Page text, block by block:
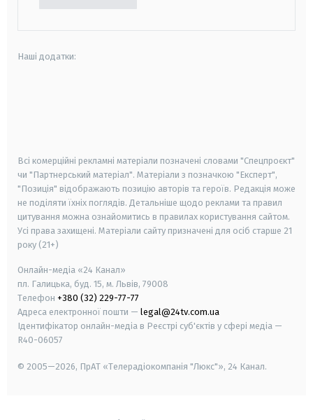
Наші додатки:
Всі комерційні рекламні матеріали позначені словами "Спецпроєкт"
чи "Партнерський матеріал". Матеріали з позначкою "Експерт",
"Позиція" відображають позицію авторів та героїв. Редакція може
не поділяти їхніх поглядів. Детальніше щодо реклами та правил
цитування можна ознайомитись в правилах користування сайтом.
Усі права захищені. Матеріали сайту призначені для осіб старше 21
року (21+)
Онлайн-медіа «24 Канал»
пл. Галицька, буд. 15, м. Львів, 79008
Телефон +380 (32) 229-77-77
Адреса електронної пошти — legal@24tv.com.ua
Ідентифікатор онлайн-медіа в Реєстрі суб'єктів у сфері медіа —
R40-06057
© 2005—2026, ПрАТ «Телерадіокомпанія "Люкс"», 24 Канал.